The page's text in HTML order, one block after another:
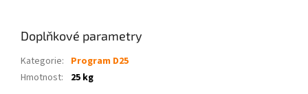
Doplňkové parametry
Kategorie: Program D25
Hmotnost: 25 kg